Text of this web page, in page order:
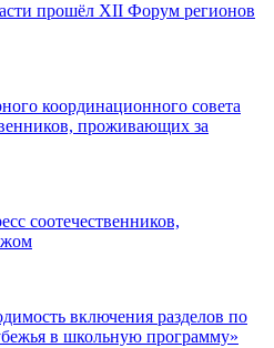
прошёл XII Форум регионов
координационного совета
проживающих за
соотечественников,
включения разделов по
в школьную программу»